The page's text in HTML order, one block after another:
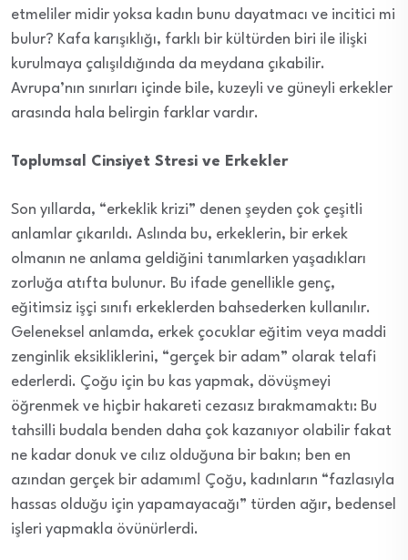
etmeliler midir yoksa kadın bunu dayatmacı ve incitici mi
bulur? Kafa karışıklığı, farklı bir kültürden biri ile ilişki
kurulmaya çalışıldığında da meydana çıkabilir.
Avrupa’nın sınırları içinde bile, kuzeyli ve güneyli erkekler
arasında hala belirgin farklar vardır.
Toplumsal Cinsiyet Stresi ve Erkekler
Son yıllarda, “erkeklik krizi” denen şeyden çok çeşitli
anlamlar çıkarıldı. Aslında bu, erkeklerin, bir erkek
olmanın ne anlama geldiğini tanımlarken yaşadıkları
zorluğa atıfta bulunur. Bu ifade genellikle genç,
eğitimsiz işçi sınıfı erkeklerden bahsederken kullanılır.
Geleneksel anlamda, erkek çocuklar eğitim veya maddi
zenginlik eksikliklerini, “gerçek bir adam” olarak telafi
ederlerdi. Çoğu için bu kas yapmak, dövüşmeyi
öğrenmek ve hiçbir hakareti cezasız bırakmamaktı: Bu
tahsilli budala benden daha çok kazanıyor olabilir fakat
ne kadar donuk ve cılız olduğuna bir bakın; ben en
azından gerçek bir adamım! Çoğu, kadınların “fazlasıyla
hassas olduğu için yapamayacağı” türden ağır, bedensel
işleri yapmakla övünürlerdi.